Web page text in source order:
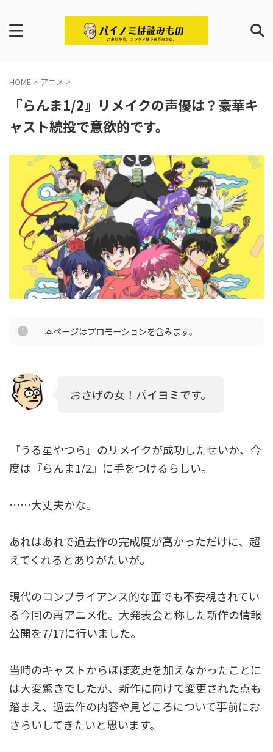
HOME > アニメ >
『らんま1/2』リメイクの声優は？豪華キ
ャスト続投で意欲的です。
本ページはプロモーションを含みます。
おさげの女！パイヨミです。
『うる星やつら』のリメイクが成功したせいか、今
度は『らんま1/2』に手をつけるらしい。
……大丈夫かな。
あれはあれで過去作の完成度が高かっただけに、超
えてくれるとありがたいが。
現代のコンプライアンス的な面でも不安視されてい
る今回の再アニメ化。大発表会と称した新作の情報
公開を7/17に行いました。
当時のキャストからほぼ変更を加えなかったことに
は大変驚きでしたが、新作に向けて変更された点も
踏まえ、過去作の内容や見どころについて事前にお
さらいしてきたいと思います。